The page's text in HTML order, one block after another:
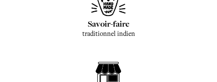
Savoir-faire
traditionnel indien